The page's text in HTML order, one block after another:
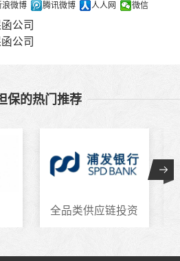
浪微博 腾讯微博 人人网 微信
公司
公司
保的热门推荐
全品类供应链投资